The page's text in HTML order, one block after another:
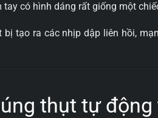
tay có hình dáng rất giống một
bị tạo ra các nhịp dập liên hồi,
thụt tự